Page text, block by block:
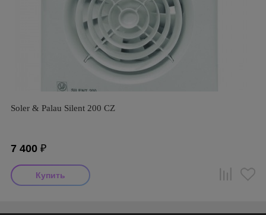
Soler & Palau Silent 200 CZ
7 400 ₽